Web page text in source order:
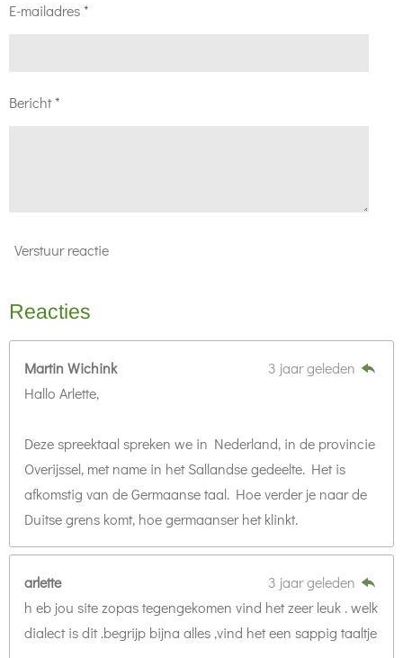
E-mailadres *
Bericht *
Verstuur reactie
Reacties
Martin Wichink
3 jaar geleden
Hallo Arlette,
Deze spreektaal spreken we in Nederland, in de provincie
Overijssel, met name in het Sallandse gedeelte. Het is
afkomstig van de Germaanse taal. Hoe verder je naar de
Duitse grens komt, hoe germaanser het klinkt.
arlette
3 jaar geleden
h eb jou site zopas tegengekomen vind het zeer leuk . welk
dialect is dit .begrijp bijna alles ,vind het een sappig taaltje